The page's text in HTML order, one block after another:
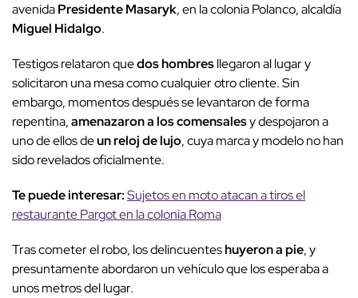
avenidaPresidente Masaryk, en la colonia Polanco, alcaldía
Miguel Hidalgo.
Testigos relataron quedos hombresllegaron al lugar y
solicitaron una mesa como cualquier otro cliente. Sin
embargo, momentos después se levantaron de forma
repentina,amenazaron a los comensalesy despojaron a
uno de ellos deun reloj de lujo, cuya marca y modelo no han
sido revelados oficialmente.
Te puede interesar:Sujetos en moto atacan a tiros el
restaurante Pargot en la colonia Roma
Tras cometer el robo, los delincuenteshuyeron a pie, y
presuntamente abordaron un vehículo que los esperaba a
unos metros del lugar.